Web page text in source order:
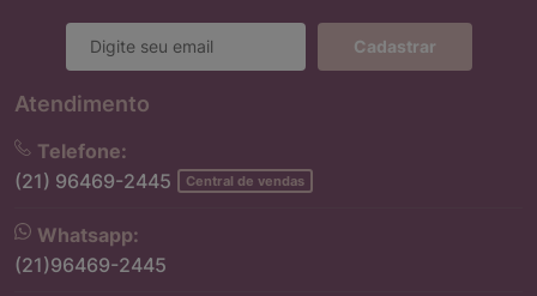
Cadastrar
Atendimento
Telefone:
(21) 96469-2445
Central de vendas
Whatsapp:
(21)96469-2445